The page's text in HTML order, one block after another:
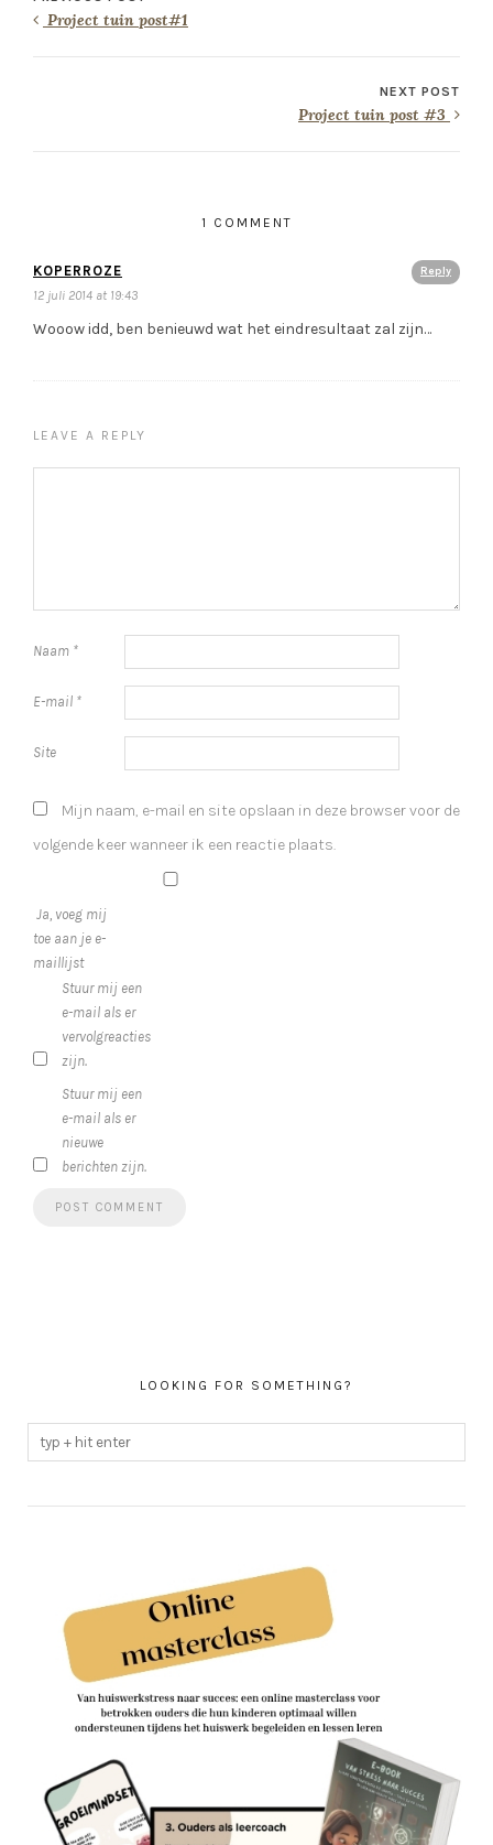
Project tuin post#1
NEXT POST
Project tuin post #3
1 COMMENT
Reply
KOPERROZE
12 juli 2014 at 19:43
Wooow idd, ben benieuwd wat het eindresultaat zal zijn…
LEAVE A REPLY
Naam *
E-mail *
Site
Mijn naam, e-mail en site opslaan in deze browser voor de
volgende keer wanneer ik een reactie plaats.
Ja, voeg mij
toe aan je e-
maillijst
Stuur mij een
e-mail als er
vervolgreacties
zijn.
Stuur mij een
e-mail als er
nieuwe
berichten zijn.
LOOKING FOR SOMETHING?